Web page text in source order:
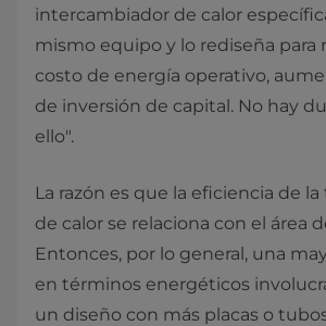
intercambiador de calor
mismo equipo y lo rediseña para
costo de energía operativo,
de inversión de capital. No hay
ello".
La razón es que la eficiencia de
de calor se relaciona con el área
Entonces, por lo general, una
en términos energéticos
un diseño con más placas o